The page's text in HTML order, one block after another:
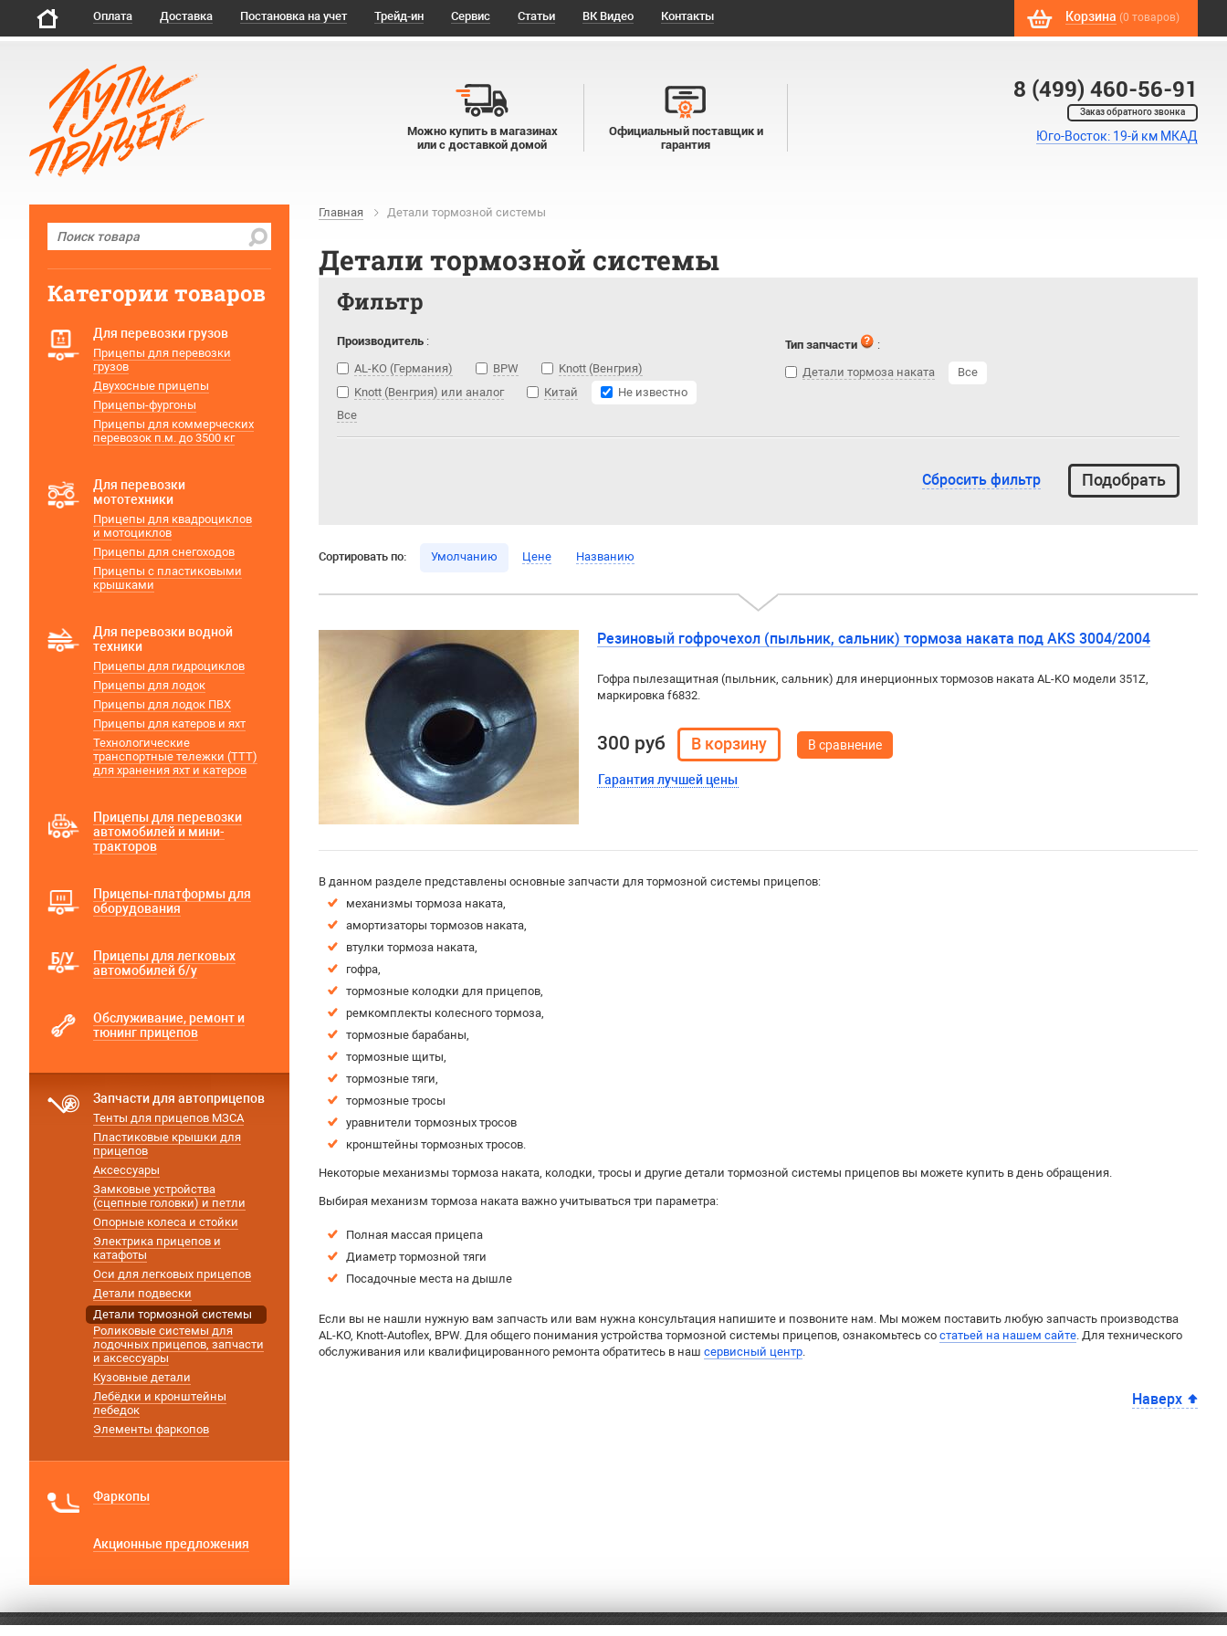
Оплата Доставка Постановка на учет Трейд-ин Сервис Статьи ВК Видео Контакты Корзина (0 товаров)
8 (499) 460-56-91
Заказ обратного звонка
Юго-Восток: 19-й км МКАД
Можно купить в магазинах
или с доставкой домой
Официальный поставщик и
гарантия
Главная Детали тормозной системы
Детали тормозной системы
Фильтр
Производитель :
AL-KO (Германия)
BPW
Knott (Венгрия)
Knott (Венгрия) или аналог
Китай
Не известно
Все
Тип запчасти
:
Детали тормоза наката
Все
Сбросить фильтр
Сортировать по: Умолчанию Цене Названию
Резиновый гофрочехол (пыльник, сальник) тормоза наката под AKS 3004/2004
Гофра пылезащитная (пыльник, сальник) для инерционных тормозов наката AL-KO модели 351Z,
маркировка f6832.
300 руб
Гарантия лучшей цены
В сравнение
В данном разделе представлены основные запчасти для тормозной системы прицепов:
механизмы тормоза наката,
амортизаторы тормозов наката,
втулки тормоза наката,
гофра,
тормозные колодки для прицепов,
ремкомплекты колесного тормоза,
тормозные барабаны,
тормозные щиты,
тормозные тяги,
тормозные тросы
уравнители тормозных тросов
кронштейны тормозных тросов.
Некоторые механизмы тормоза наката, колодки, тросы и другие детали тормозной системы прицепов вы можете купить в день обращения.
Выбирая механизм тормоза наката важно учитываться три параметра:
Полная массая прицепа
Диаметр тормозной тяги
Посадочные места на дышле
Если вы не нашли нужную вам запчасть или вам нужна консультация напишите и позвоните нам. Мы можем поставить любую запчасть производства
AL-KO, Knott-Autoflex, BPW. Для общего понимания устройства тормозной системы прицепов, ознакомьтесь со статьей на нашем сайте. Для технического
обслуживания или квалифицированного ремонта обратитесь в наш сервисный центр.
Наверх
Категории товаров
Для перевозки грузов
Прицепы для перевозки
грузов
Двухосные прицепы
Прицепы-фургоны
Прицепы для коммерческих
перевозок п.м. до 3500 кг
Для перевозки
мототехники
Прицепы для квадроциклов
и мотоциклов
Прицепы для снегоходов
Прицепы с пластиковыми
крышками
Для перевозки водной
техники
Прицепы для гидроциклов
Прицепы для лодок
Прицепы для лодок ПВХ
Прицепы для катеров и яхт
Технологические
транспортные тележки (ТТТ)
для хранения яхт и катеров
Прицепы для перевозки
автомобилей и мини-
тракторов
Прицепы-платформы для
оборудования
Прицепы для легковых
автомобилей б/у
Обслуживание, ремонт и
тюнинг прицепов
Запчасти для автоприцепов
Тенты для прицепов МЗСА
Пластиковые крышки для
прицепов
Аксессуары
Замковые устройства
(сцепные головки) и петли
Опорные колеса и стойки
Электрика прицепов и
катафоты
Оси для легковых прицепов
Детали подвески
Детали тормозной системы
Роликовые системы для
лодочных прицепов, запчасти
и аксессуары
Кузовные детали
Лебёдки и кронштейны
лебедок
Элементы фаркопов
Фаркопы
Акционные предложения